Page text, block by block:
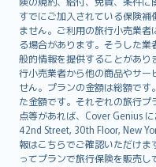
すでにご加入されている保険
ません。ご利用の旅行小売業
る場合があります。そうした
般的情報を提供することがあ
行小売業者から他の商品やサ
せん。プランの金額は総額で
た金額です。それぞれの旅行
点等があれば、Cover Genius
42nd Street, 30th Floor, New
報はこちらでご確認いただけ
ってプランで旅行保険を販売
српски
Slovensky
Slovenščina
Українська
Tiếng Việt